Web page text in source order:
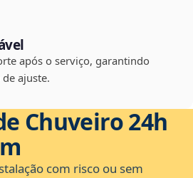
após o serviço, garantindo
ajuste.
Chuveiro 24h
com risco ou sem